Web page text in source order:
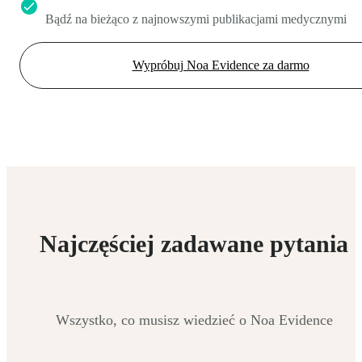
Bądź na bieżąco z najnowszymi publikacjami medycznymi
Wypróbuj Noa Evidence za darmo
Najczęściej zadawane pytania
Wszystko, co musisz wiedzieć o Noa Evidence